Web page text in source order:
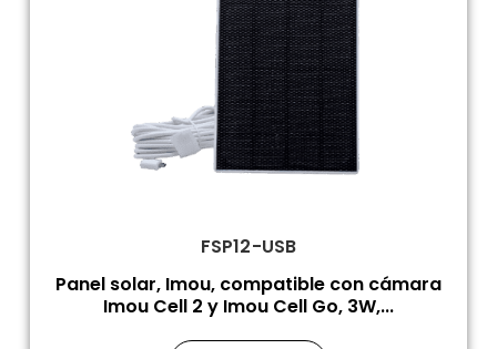
FSP12-USB
Panel solar, Imou, compatible con cámara
Imou Cell 2 y Imou Cell Go, 3W,...